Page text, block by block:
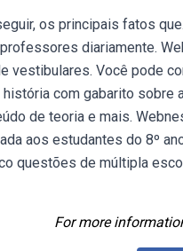
os principais fatos
diariamente.
vestibulares. Você pode
com gabarito
de teoria e mais.
aos estudantes do 8º
questões de múltipla
For more